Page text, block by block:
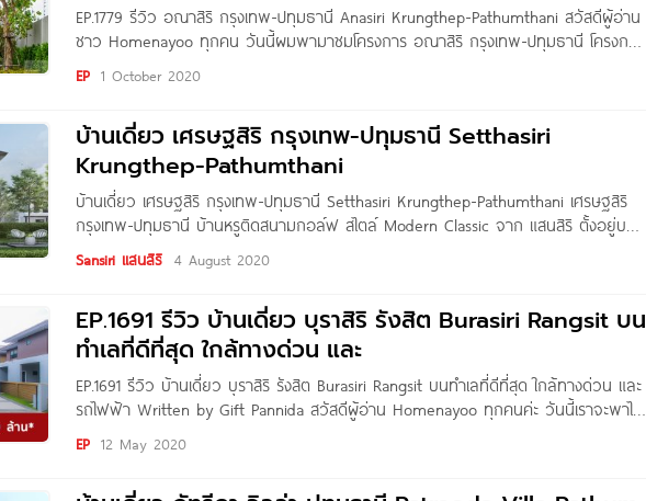
EP.1779 รีวิว อณาสิริ กรุงเทพ-ปทุมธานี Anasiri Krungthep-Pathumthani สวัสดีผู้อ่าน
ชาว Homenayoo ทุกคน วันนี้ผมพามาชมโครงการ อณาสิริ กรุงเทพ-ปทุมธานี โครงการ
ใหม่จาก แสนสิริ ตั้งอยู่ในซอยบางคูวัด-ปทุมธานี 1 หรือทางเข้าสนามกอล์ฟชวนชื่น ฟลอร่า
วิลล์ ติดถนนกรุงเทพ-ปทุมธานี ใกล้สะพานนวลฉวี และใช้เวลาเพียง 15 นาทีจากทางลง
ถนนแจ้งวัฒนะ
EP 1 October 2020
บ้านเดี่ยว เศรษฐสิริ กรุงเทพ-ปทุมธานี Setthasiri
Krungthep-Pathumthani
บ้านเดี่ยว เศรษฐสิริ กรุงเทพ-ปทุมธานี Setthasiri Krungthep-Pathumthani เศรษฐสิริ
กรุงเทพ-ปทุมธานี บ้านหรูติดสนามกอล์ฟ สไตล์ Modern Classic จาก แสนสิริ ตั้งอยู่บน
ถนนกรุงเทพ-ปทุมธานี ต.บางคูวัด อ.เมืองปทุมธานี จ.ปทุมธานี เดินทางสะดวกสบาย
เชื่อมต่อถนนเส้นหลักได้หลายสาย ใกล้ทางด่วน และ รถไฟฟ้าสายสีชมพู สถานีปากเกร็ด
กรุงเทพ-ปทุมธานี เป็นโครงการบ้านเดี่ยวหรู
Sansiri แสนสิริ 4 August 2020
EP.1691 รีวิว บ้านเดี่ยว บุราสิริ รังสิต Burasiri Rangsit บน
ทำเลที่ดีที่สุด ใกล้ทางด่วน และ
EP.1691 รีวิว บ้านเดี่ยว บุราสิริ รังสิต Burasiri Rangsit บนทำเลที่ดีที่สุด ใกล้ทางด่วน และ
รถไฟฟ้า Written by Gift Pannida สวัสดีผู้อ่าน Homenayoo ทุกคนค่ะ วันนี้เราจะพาไป
ชมโครงการ บุราสิริ รังสิต บ้านเดี่ยว 2 ชั้น จาก แสนสิริ บนทำเลใกล้ถนนรังสิต-
นครนายก,ใกล้จุดขึ้นและลงทางด่วนอุดรรัถยา และดอนเมืองโทลเวย์, ใกล้ถนนใหญ่
EP 12 May 2020